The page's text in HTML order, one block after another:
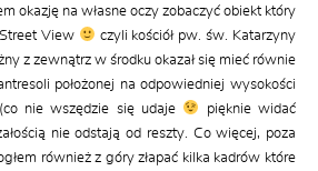
okazję na własne oczy zobaczyć obiekt który
View
czyli kościół pw. św. Katarzyny
z zewnątrz w środku okazał się mieć równie
położonej na odpowiedniej wysokości
nie wszędzie się udaje
pięknie widać
nie odstają od reszty. Co więcej, poza
również z góry złapać kilka kadrów które